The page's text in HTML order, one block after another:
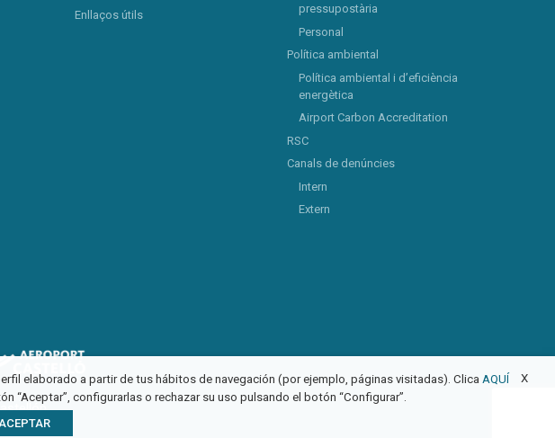
Enllaços útils
pressupostària
Personal
Política ambiental
Política ambiental i d’eficiència
energètica
Airport Carbon Accreditation
RSC
Canals de denúncies
Intern
Extern
X
elaborado a partir de tus hábitos de navegación (por ejemplo, páginas visitadas). Clica AQUÍ
configurarlas o rechazar su uso pulsando el botón “Configurar”.